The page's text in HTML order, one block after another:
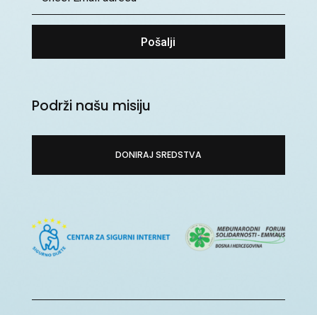
Pošalji
Podrži našu misiju
DONIRAJ SREDSTVA